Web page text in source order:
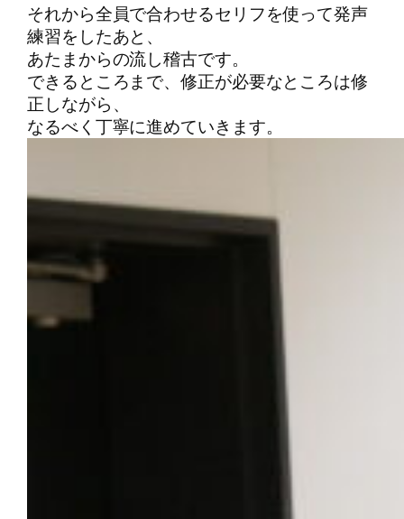
それから全員で合わせるセリフを使って発声
練習をしたあと、
あたまからの流し稽古です。
できるところまで、修正が必要なところは修
正しながら、
なるべく丁寧に進めていきます。